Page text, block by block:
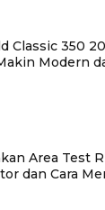
Classic 350
Modern
Area Test
dan Cara